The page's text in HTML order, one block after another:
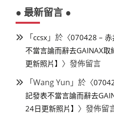
● 最新留言 ●
「ccsx 」於〈070428 – 赤
不當言論而辭去GAINAX
更新照片】 〉發佈留言
「Wang Yun 」於〈
記發表不當言論而辭去
24日更新照片】 〉發佈留